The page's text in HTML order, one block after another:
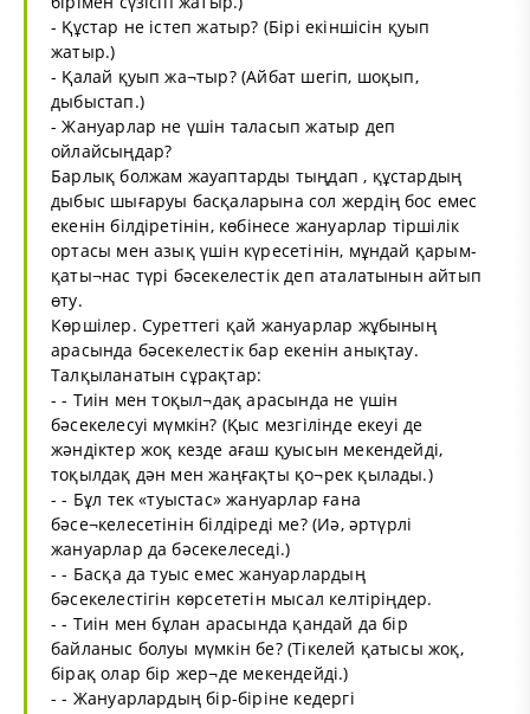
- Құстар не істеп жатыр? (Бірі екіншісін қуып
жатыр.)
- Қалай қуып жа¬тыр? (Айбат шегіп, шоқып,
дыбыстап.)
- Жануарлар не үшін таласып жатыр деп
ойлайсыңдар?
Барлық болжам жауаптарды тыңдап , құстардың
дыбыс шығаруы басқаларына сол жердің бос емес
екенін білдіретінін, көбінесе жануарлар тіршілік
ортасы мен азық үшін күресетінін, мұндай қарым-
қаты¬нас түрі бәсекелестік деп аталатынын айтып
өту.
Көршілер. Суреттегі қай жануарлар жұбының
арасында бәсекелестік бар екенін анықтау.
Талқыланатын сұрақтар:
- - Тиін мен тоқыл¬дақ арасында не үшін
бәсекелесуі мүмкін? (Қыс мезгілінде екеуі де
жәндіктер жоқ кезде ағаш қуысын мекендейді,
тоқылдақ дән мен жаңғақты қо¬рек қылады.)
- - Бұл тек «туыстас» жануарлар ғана
бәсе¬келесетінін білдіреді ме? (Иә, әртүрлі
жануарлар да бәсекелеседі.)
- - Басқа да туыс емес жануарлардың
бәсекелестігін көрсететін мысал келтіріңдер.
- - Тиін мен бұлан арасында қандай да бір
байланыс болуы мүмкін бе? (Тікелей қатысы жоқ,
бірақ олар бір жер¬де мекендейді.)
- - Жануарлардың бір-біріне кедергі